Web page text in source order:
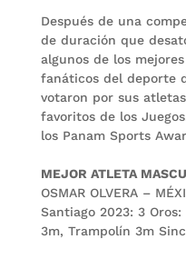
Después de una
de duración que
algunos de los
fanáticos del deporte
votaron por sus
favoritos de los
los Panam Sports
MEJOR ATLETA
OSMAR OLVERA –
Santiago 2023: 3
3m, Trampolín 3m